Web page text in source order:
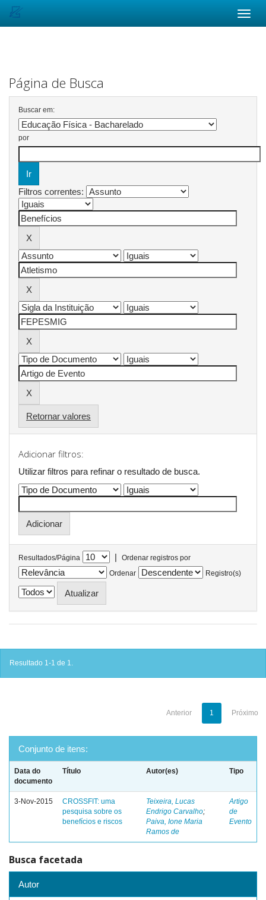
Página de Busca
Buscar em:
por
Filtros correntes:
Retornar valores
Adicionar filtros:
Utilizar filtros para refinar o resultado de busca.
Resultados/Página |
Ordenar registros por
Ordenar
Registro(s)
Resultado 1-1 de 1.
Anterior 1 Próximo
Conjunto de itens:
Data do
documento
Título Autor(es) Tipo
3-Nov-2015
CROSSFIT: uma
pesquisa sobre os
benefícios e riscos
Teixeira, Lucas
Endrigo Carvalho;
Paiva, Ione Maria
Ramos de
Artigo
de
Evento
Busca facetada
Autor